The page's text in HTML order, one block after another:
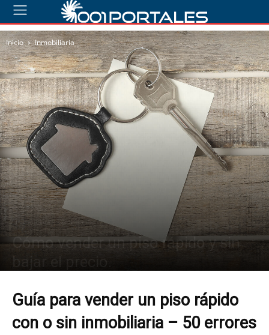
Inicio Inmobiliaria
Inmobiliaria Propietarios
Cómo vender un piso rápido y sin
bajar el precio.
Guía para vender un piso rápido
con o sin inmobiliaria – 50 errores